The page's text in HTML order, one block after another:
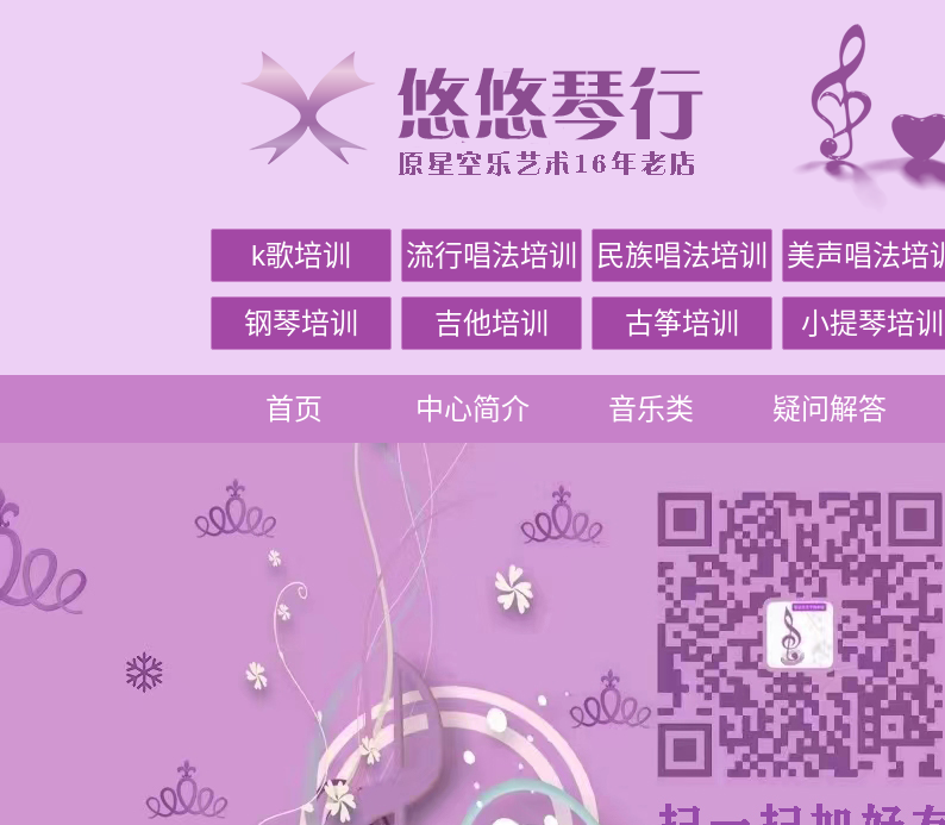
k歌培训 流行唱法培训 民族唱法培训 美声唱法培训
钢琴培训 吉他培训 古筝培训 小提琴培训
首页 中心简介 音乐类 疑问解答